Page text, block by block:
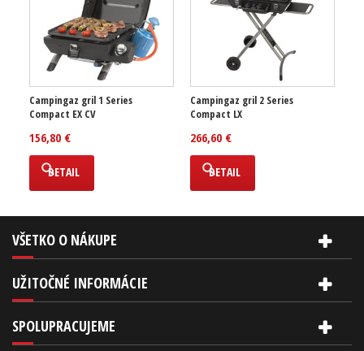
Campingaz gril 1 Series
Compact EX CV
156,80 €
DETAIL
Campingaz gril 2 Series
Compact LX
266,60 €
DETAIL
VŠETKO O NÁKUPE
UŽITOČNÉ INFORMÁCIE
SPOLUPRACUJEME